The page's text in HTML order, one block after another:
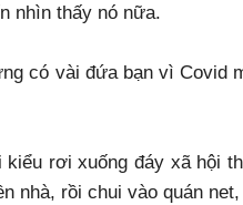
nhìn thấy nó nữa.
có vài đứa bạn vì Covid
kiểu rơi xuống đáy xã hội
nhà, rồi chui vào quán